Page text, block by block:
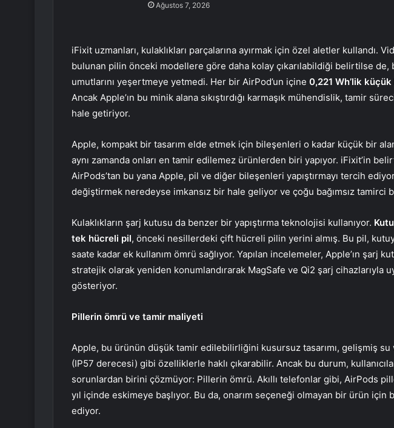
Ağustos 7, 2026
iFixit uzmanları, kulaklıkları parçalarına ayırmak için özel aletler kullandı.
bulunan pilin önceki modellere göre daha kolay çıkarılabildiği belirtilse
umutlarını yeşertmeye yetmedi. Her bir AirPod’un içine 0,221 Wh’lik
Ancak Apple’ın bu minik alana sıkıştırdığı karmaşık mühendislik, tamir
hale getiriyor.
Apple, kompakt bir tasarım elde etmek için bileşenleri o kadar küçük bir
aynı zamanda onları en tamir edilemez ürünlerden biri yapıyor. iFixit’in
AirPods’tan bu yana Apple, pil ve diğer bileşenleri yapıştırmayı tercih
değiştirmek neredeyse imkansız bir hale geliyor ve çoğu bağımsız tamirci
Kulaklıkların şarj kutusu da benzer bir yapıştırma teknolojisi kullanıyor.
tek hücreli pil, önceki nesillerdeki çift hücreli pilin yerini almış. Bu pil,
saate kadar ek kullanım ömrü sağlıyor. Yapılan incelemeler, Apple’ın şarj
stratejik olarak yeniden konumlandırarak MagSafe ve Qi2 şarj cihazlarıyla
gösteriyor.
Pillerin ömrü ve tamir maliyeti
Apple, bu ürünün düşük tamir edilebilirliğini kusursuz tasarımı, gelişmiş su
(IP57 derecesi) gibi özelliklerle haklı çıkarabilir. Ancak bu durum,
sorunlardan birini çözmüyor: Pillerin ömrü. Akıllı telefonlar gibi, AirPods
yıl içinde eskimeye başlıyor. Bu da, onarım seçeneği olmayan bir ürün için
ediyor.